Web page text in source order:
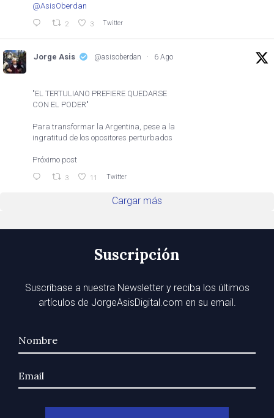
@AsisOberdan
2 3 Twitter
Jorge Asis @asisoberdan · 6 Ago
"EL TERTULIANO PREFIERE QUEDARSE
CON EL PODER"
Para transformar la Argentina, pese a la
ingratitud de los opositores perturbados
Próximo post
3 11 Twitter
Cargar más
Suscripción
Suscríbase a nuestra Newsletter y reciba los últimos
artículos de JorgeAsisDigital.com en su email.